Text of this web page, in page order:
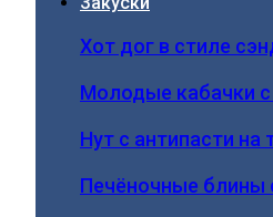
Хот дог в стиле
Молодые кабачки с
Нут с антипасти на
Печёночные блины